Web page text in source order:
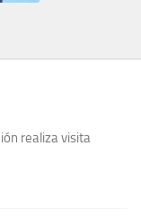
realiza visita